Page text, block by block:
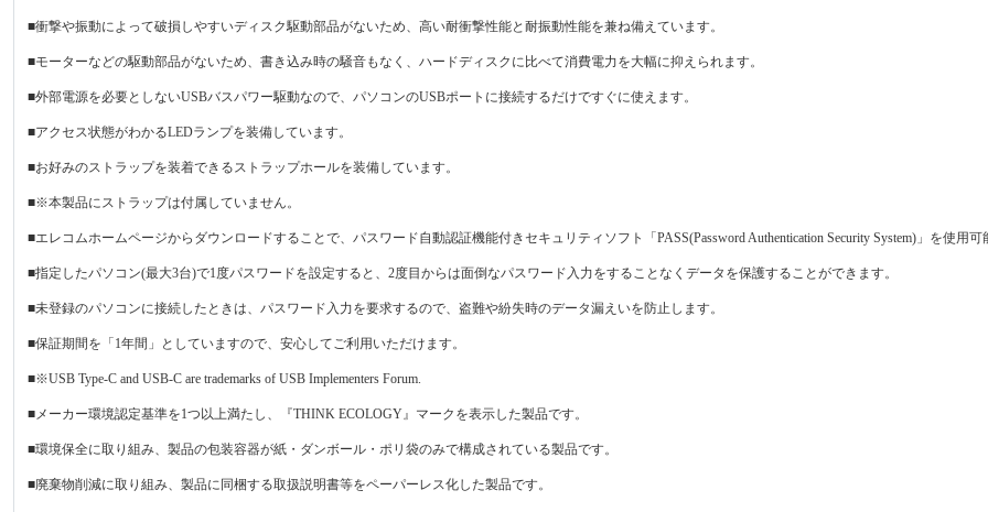
■衝撃や振動によって破損しやすいディスク駆動部品がないため、高い耐衝撃性能と耐振動性能を兼ね備えています。
■モーターなどの駆動部品がないため、書き込み時の騒音もなく、ハードディスクに比べて消費電力を大幅に抑えられます。
■外部電源を必要としないUSBバスパワー駆動なので、パソコンのUSBポートに接続するだけですぐに使えます。
■アクセス状態がわかるLEDランプを装備しています。
■お好みのストラップを装着できるストラップホールを装備しています。
■※本製品にストラップは付属していません。
■エレコムホームページからダウンロードすることで、パスワード自動認証機能付きセキュリティソフト「PASS(Password Authentication Security System)」を使用可
■指定したパソコン(最大3台)で1度パスワードを設定すると、2度目からは面倒なパスワード入力をすることなくデータを保護することができます。
■未登録のパソコンに接続したときは、パスワード入力を要求するので、盗難や紛失時のデータ漏えいを防止します。
■保証期間を「1年間」としていますので、安心してご利用いただけます。
■※USB Type-C and USB-C are trademarks of USB Implementers Forum.
■メーカー環境認定基準を1つ以上満たし、『THINK ECOLOGY』マークを表示した製品です。
■環境保全に取り組み、製品の包装容器が紙・ダンボール・ポリ袋のみで構成されている製品です。
■廃棄物削減に取り組み、製品に同梱する取扱説明書等をペーパーレス化した製品です。